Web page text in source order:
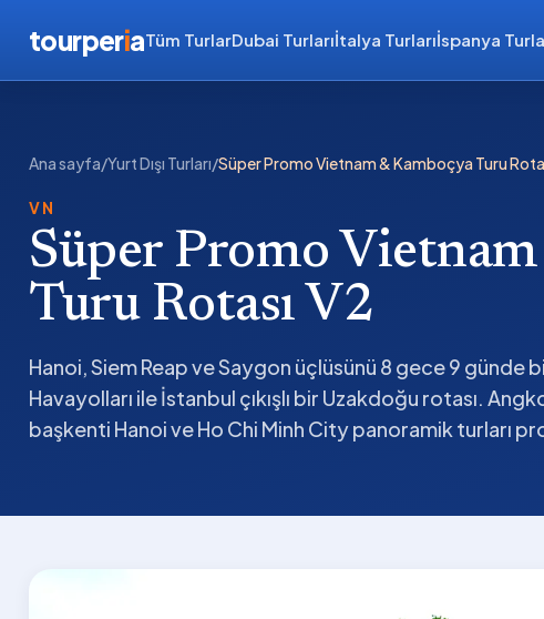
tourperiaTüm TurlarDubai Turlarıİtalya Turlarıİspanya
Ana sayfa/Yurt Dışı Turları/Süper Promo Vietnam & Kamboçya Turu
VN
Süper Promo
Turu Rotası V2
Hanoi, Siem Reap ve Saygon üçlüsünü 8 gece 9 günde
Havayolları ile İstanbul çıkışlı bir Uzakdoğu rotası.
başkenti Hanoi ve Ho Chi Minh City panoramik turları